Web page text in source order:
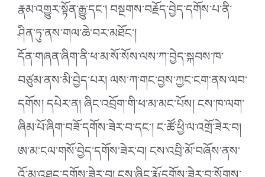
རྣམ་འགྱུར་སྟོན་རྒྱུ་དང་། བསྔགས་བརྗོད་བྱེད་དགོས་པ་ནི་
ཤིན་ཏུ་ནས་གལ་ཆེ་བར་མཐོང་།
དོན་གཞན་ཞིག་ནི་ཕ་མ་སོ་སོས་ལས་ཀ་བྱེད་སྐབས་ཁ་
བཙུམ་ནས་མི་བྱེད་པར། ལས་ཀ་གང་བྱས་ཀྱང་ངག་ནས་ལབ་
དགོས། དཔེར་ན། ཞིང་འབྲོག་གི་ཕ་མ་མང་པོས། ངས་ཁ་ལག་
ཞིམ་པོ་ཞིག་བཟོ་དགོས་ཟེར་བ་དང་། ང་ཚོ་ཕྱི་ལ་འགྲོ་ཟེར་བ།
ཨ་མ་ངལ་གསོ་བྱེད་དགོས་ཟེར་བ། ངས་འབྲི་མོ་བཞོས་ནས་